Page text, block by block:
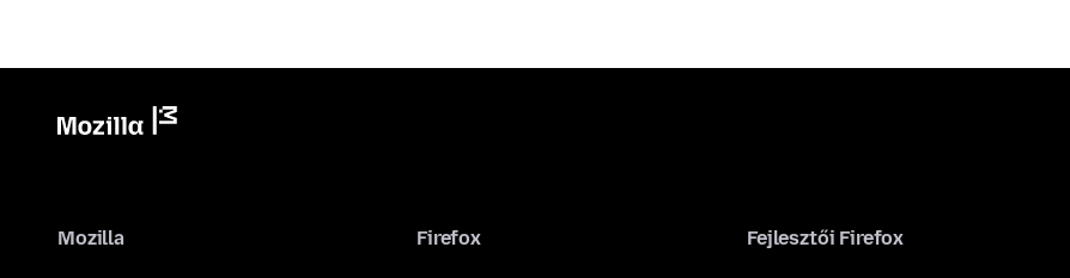
Mozilla Firefox Fejlesztői Firefox